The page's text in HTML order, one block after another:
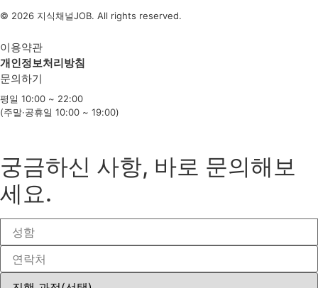
© 2026 지식채널JOB. All rights reserved.
이용약관
개인정보처리방침
문의하기
평일 10:00 ~ 22:00
(주말·공휴일 10:00 ~ 19:00)
궁금하신 사항, 바로 문의해보
세요.